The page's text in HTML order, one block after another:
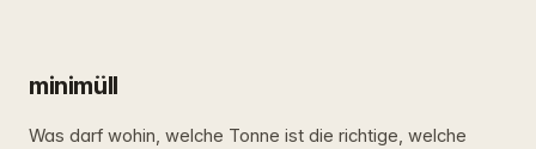
minimüll
Was darf wohin, welche Tonne ist die richtige, welche